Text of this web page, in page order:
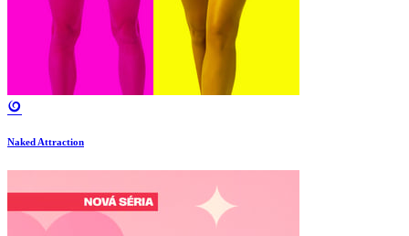
Naked Attraction